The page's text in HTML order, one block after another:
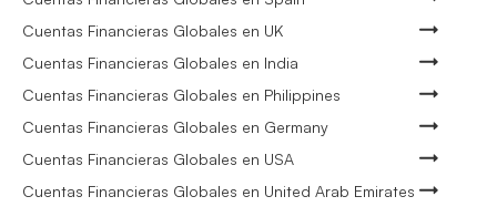
Cuentas Financieras Globales en UK
Cuentas Financieras Globales en India
Cuentas Financieras Globales en Philippines
Cuentas Financieras Globales en Germany
Cuentas Financieras Globales en USA
Cuentas Financieras Globales en United Arab Emirates